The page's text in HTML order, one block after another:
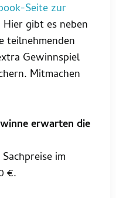
Seite zur
Hier gibt es neben
teilnehmenden
Gewinnspiel
Mitmachen
erwarten die
im
€.